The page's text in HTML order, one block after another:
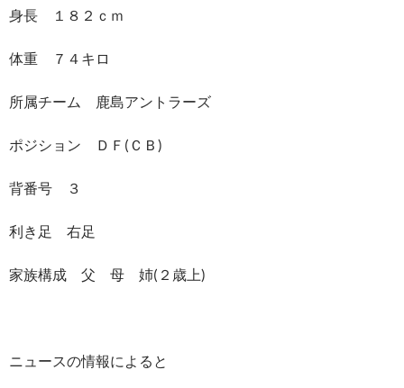
身長 １８２ｃｍ
体重 ７４キロ
所属チーム 鹿島アントラーズ
ポジション ＤＦ(ＣＢ)
背番号 ３
利き足 右足
家族構成 父 母 姉(２歳上)
ニュースの情報によると